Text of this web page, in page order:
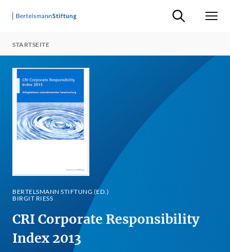
Suche ein-/
STARTSEITE
BERTELSMANN STIFTUNG (ED.)
BIRGIT RIESS
CRI Corporate Responsibility
Index 2013